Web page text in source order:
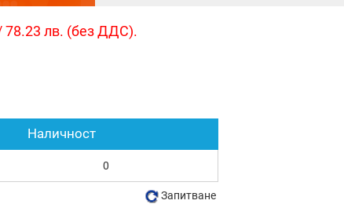
78.23 лв. (без ДДС).
Наличност
0
Запитване